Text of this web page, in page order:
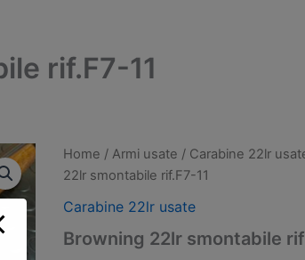
rif.F7-11
Home / Armi usate / Carabine 22lr
22lr smontabile rif.F7-11
Carabine 22lr usate
Browning 22lr smontabile